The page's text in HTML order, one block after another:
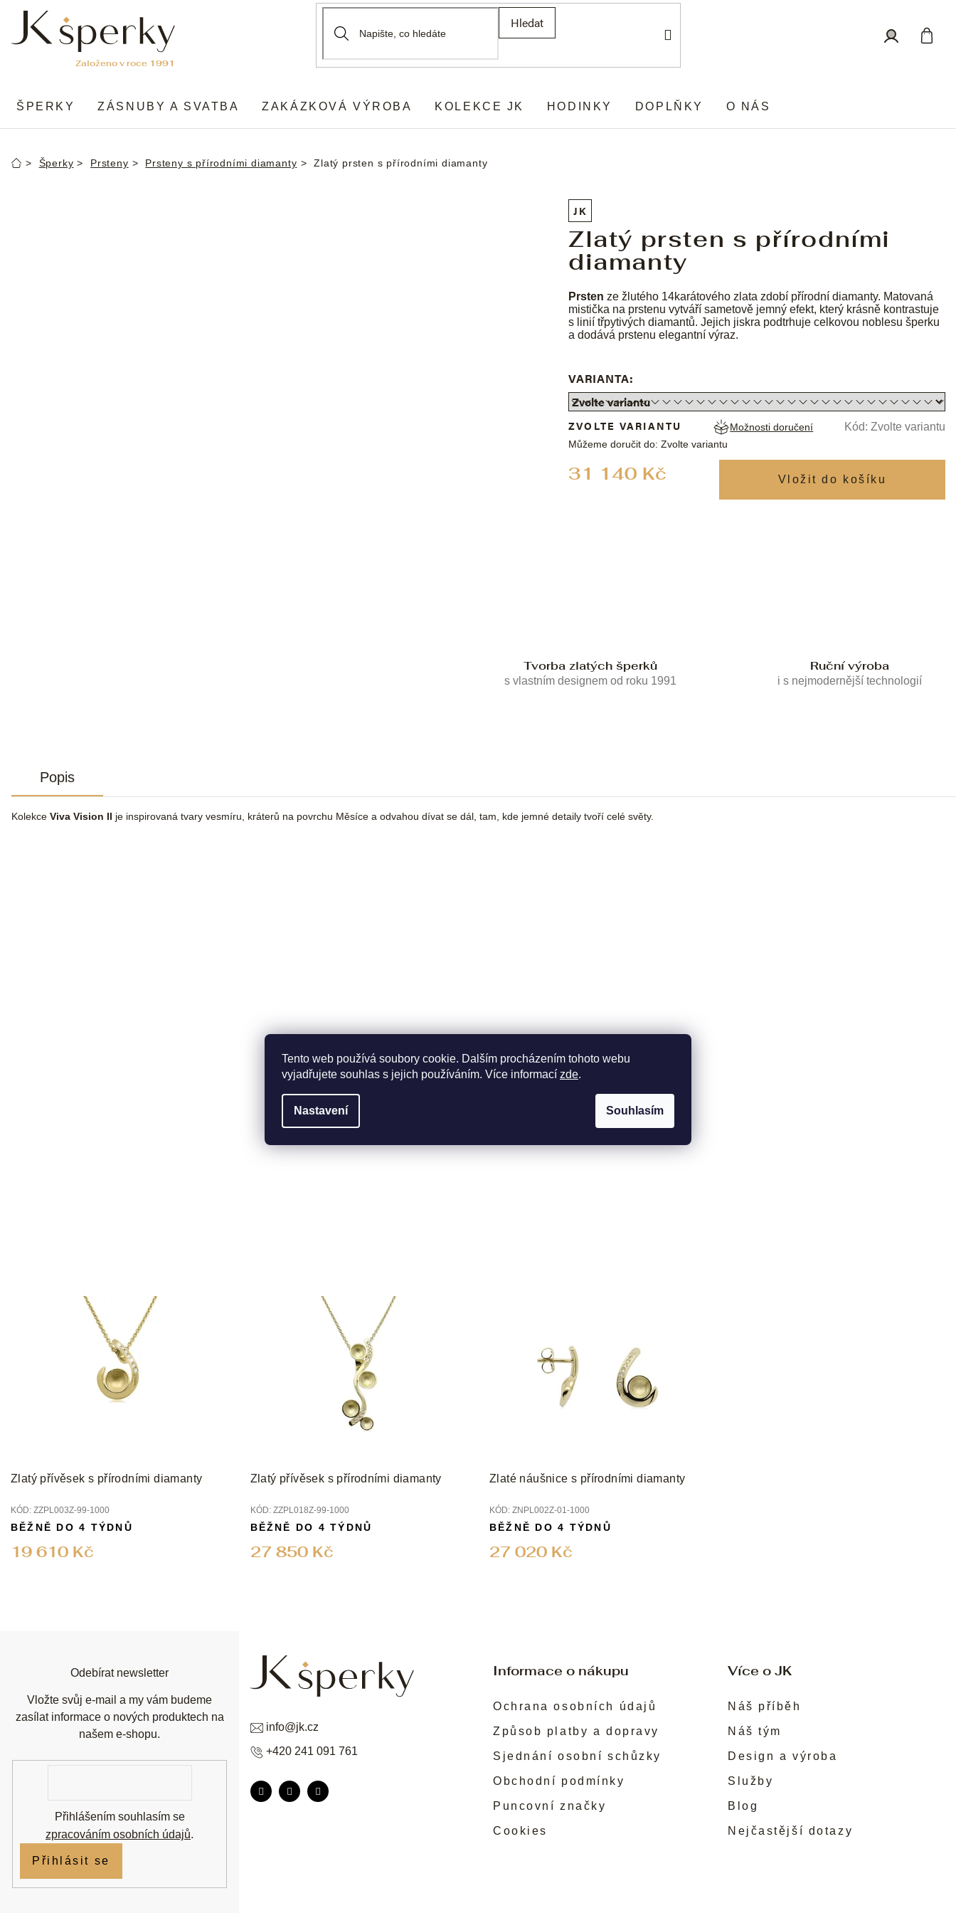
Tento web používá soubory cookie. Dalším procházením tohoto webu
vyjadřujete souhlas s jejich používáním. Více informací zde.
Nastavení Souhlasím
obsah
Hledat
ŠPERKY ZÁSNUBY A SVATBA ZAKÁZKOVÁ VÝROBA KOLEKCE JK HODINKY DOPLŇKY O NÁS
DomůŠperky Prsteny Prsteny s přírodními diamanty Zlatý prsten s přírodními diamanty
JK
Zlatý prsten s přírodními
diamanty
Prsten ze žlutého 14karátového zlata zdobí přírodní diamanty. Matovaná
mistička na prstenu vytváří sametově jemný efekt, který krásně kontrastuje
s linií třpytivých diamantů. Jejich jiskra podtrhuje celkovou noblesu šperku
a dodává prstenu elegantní výraz.
VARIANTA:
31 140 Kč
ZVOLTE VARIANTU
Můžeme doručit do: Zvolte variantu
Možnosti doručení Kód: Zvolte variantu
Tvorba zlatých šperků
s vlastním designem od roku 1991
Ruční výroba
i s nejmodernější technologií
Popis
Kolekce Viva Vision II je inspirovaná tvary vesmíru, kráterů na povrchu Měsíce a odvahou dívat se dál, tam, kde jemné detaily tvoří celé světy.
Zlatý přívěsek s přírodními diamanty
KÓD: ZZPL003Z-99-1000
19 610 Kč
BĚŽNĚ DO 4 TÝDNŮ
Zlatý přívěsek s přírodními diamanty
KÓD: ZZPL018Z-99-1000
27 850 Kč
BĚŽNĚ DO 4 TÝDNŮ
Zlaté náušnice s přírodními diamanty
KÓD: ZNPL002Z-01-1000
27 020 Kč
BĚŽNĚ DO 4 TÝDNŮ
Informace o nákupu
Ochrana osobních údajů
Způsob platby a dopravy
Sjednání osobní schůzky
Obchodní podmínky
Puncovní značky
Cookies
Více o JK
Náš příběh
Náš tým
Design a výroba
Služby
Blog
Nejčastější dotazy
info@jk.cz
+420 241 091 761
Odebírat newsletter
Vložte svůj e-mail a my vám budeme
zasílat informace o nových produktech na
našem e-shopu.
Přihlášením souhlasím se
zpracováním osobních údajů.
Přihlásit se